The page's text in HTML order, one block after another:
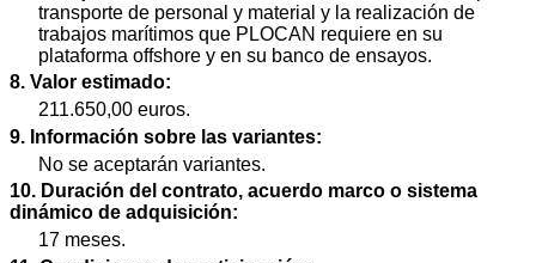
transporte de personal y material y la realización de
trabajos marítimos que PLOCAN requiere en su
plataforma offshore y en su banco de ensayos.
8. Valor estimado:
211.650,00 euros.
9. Información sobre las variantes:
No se aceptarán variantes.
10. Duración del contrato, acuerdo marco o sistema
dinámico de adquisición:
17 meses.